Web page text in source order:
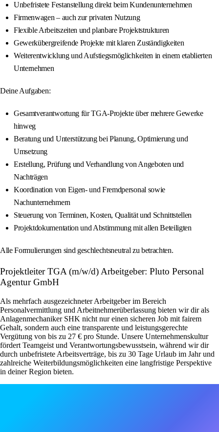
Unbefristete Festanstellung direkt beim Kundenunternehmen
Firmenwagen – auch zur privaten Nutzung
Flexible Arbeitszeiten und planbare Projektstrukturen
Gewerkübergreifende Projekte mit klaren Zuständigkeiten
Weiterentwicklung und Aufstiegsmöglichkeiten in einem etablierten
Unternehmen
Deine Aufgaben:
Gesamtverantwortung für TGA‑Projekte über mehrere Gewerke
hinweg
Beratung und Unterstützung bei Planung, Optimierung und
Umsetzung
Erstellung, Prüfung und Verhandlung von Angeboten und
Nachträgen
Koordination von Eigen- und Fremdpersonal sowie
Nachunternehmern
Steuerung von Terminen, Kosten, Qualität und Schnittstellen
Projektdokumentation und Abstimmung mit allen Beteiligten
Alle Formulierungen sind geschlechtsneutral zu betrachten.
Projektleiter TGA (m/w/d) Arbeitgeber: Pluto Personal
Agentur GmbH
Als mehrfach ausgezeichneter Arbeitgeber im Bereich
Personalvermittlung und Arbeitnehmerüberlassung bieten wir dir als
Anlagenmechaniker SHK nicht nur einen sicheren Job mit fairem
Gehalt, sondern auch eine transparente und leistungsgerechte
Vergütung von bis zu 27 € pro Stunde. Unsere Unternehmenskultur
fördert Teamgeist und Verantwortungsbewusstsein, während wir dir
durch unbefristete Arbeitsverträge, bis zu 30 Tage Urlaub im Jahr und
zahlreiche Weiterbildungsmöglichkeiten eine langfristige Perspektive
in deiner Region bieten.